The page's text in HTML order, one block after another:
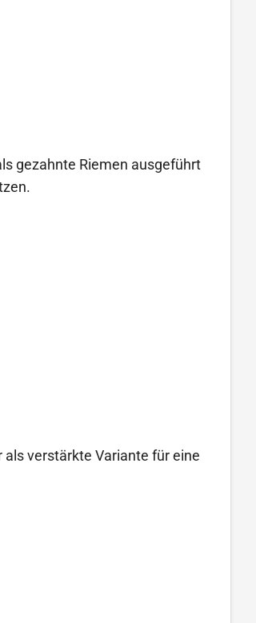
gezahnte Riemen ausgeführt
verstärkte Variante für eine